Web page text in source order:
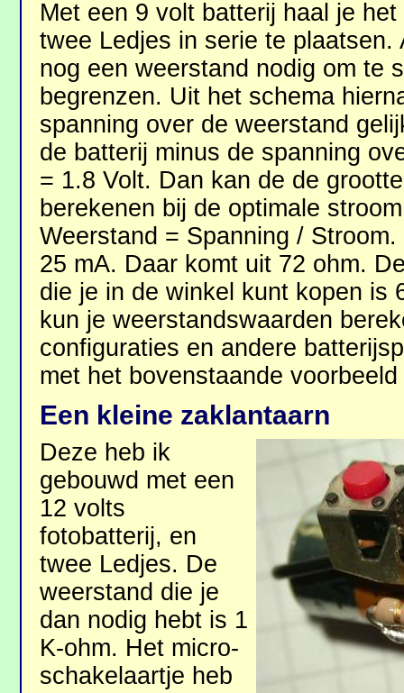
Met een 9 volt batterij haal je
twee Ledjes in serie te plaatsen.
nog een weerstand nodig om te
begrenzen. Uit het schema
spanning over de weerstand
de batterij minus de spanning
= 1.8 Volt. Dan kan de de
berekenen bij de optimale
Weerstand = Spanning /
25 mA. Daar komt uit 72 ohm.
die je in de winkel kunt kopen is
kun je weerstandswaarden
configuraties en andere
met het bovenstaande
Een kleine zaklantaarn
Deze heb ik
gebouwd met een
12 volts
fotobatterij, en
twee Ledjes. De
weerstand die je
dan nodig hebt is 1
K-ohm. Het micro-
schakelaartje heb